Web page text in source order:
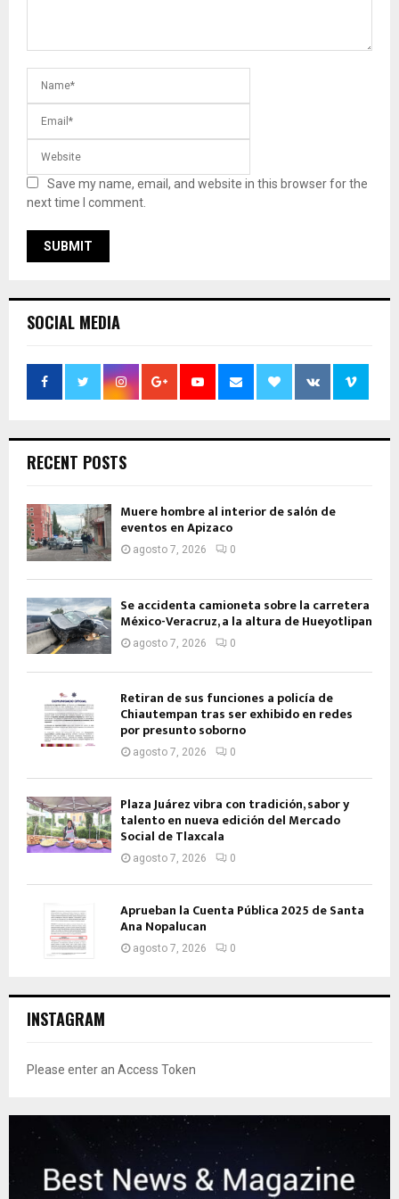
Save my name, email, and website in this browser for the
next time I comment.
SOCIAL MEDIA
RECENT POSTS
Muere hombre al interior de salón de
eventos en Apizaco
agosto 7, 2026 0
Se accidenta camioneta sobre la carretera
México-Veracruz, a la altura de Hueyotlipan
agosto 7, 2026 0
Retiran de sus funciones a policía de
Chiautempan tras ser exhibido en redes
por presunto soborno
agosto 7, 2026 0
Plaza Juárez vibra con tradición, sabor y
talento en nueva edición del Mercado
Social de Tlaxcala
agosto 7, 2026 0
Aprueban la Cuenta Pública 2025 de Santa
Ana Nopalucan
agosto 7, 2026 0
INSTAGRAM
Please enter an Access Token